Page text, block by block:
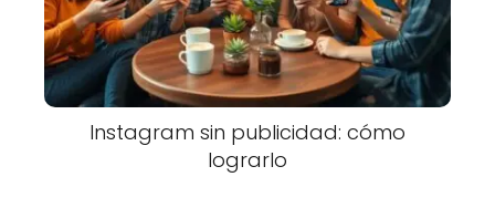
Instagram sin publicidad: cómo
lograrlo